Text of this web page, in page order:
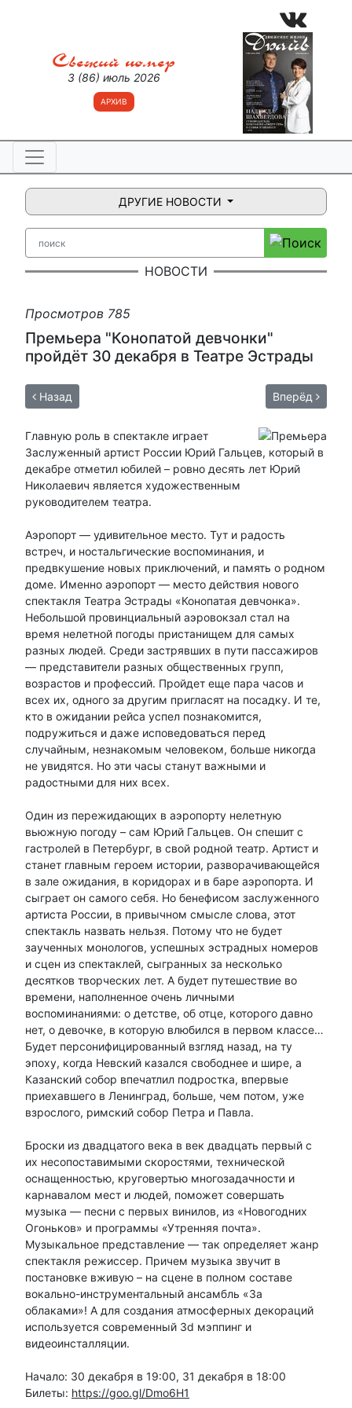
Свежий номер
3 (86) июль 2026
АРХИВ
ДРУГИЕ НОВОСТИ
НОВОСТИ
Просмотров 785
Премьера "Конопатой девчонки"
пройдёт 30 декабря в Театре Эстрады
Назад Вперёд
Главную роль в спектакле играет
Заслуженный артист России Юрий Гальцев, который в
декабре отметил юбилей – ровно десять лет Юрий
Николаевич является художественным
руководителем театра.
Аэропорт — удивительное место. Тут и радость
встреч, и ностальгические воспоминания, и
предвкушение новых приключений, и память о родном
доме. Именно аэропорт — место действия нового
спектакля Театра Эстрады «Конопатая девчонка».
Небольшой провинциальный аэровокзал стал на
время нелетной погоды пристанищем для самых
разных людей. Среди застрявших в пути пассажиров
— представители разных общественных групп,
возрастов и профессий. Пройдет еще пара часов и
всех их, одного за другим пригласят на посадку. И те,
кто в ожидании рейса успел познакомится,
подружиться и даже исповедоваться перед
случайным, незнакомым человеком, больше никогда
не увидятся. Но эти часы станут важными и
радостными для них всех.
Один из пережидающих в аэропорту нелетную
вьюжную погоду – сам Юрий Гальцев. Он спешит с
гастролей в Петербург, в свой родной театр. Артист и
станет главным героем истории, разворачивающейся
в зале ожидания, в коридорах и в баре аэропорта. И
сыграет он самого себя. Но бенефисом заслуженного
артиста России, в привычном смысле слова, этот
спектакль назвать нельзя. Потому что не будет
заученных монологов, успешных эстрадных номеров
и сцен из спектаклей, сыгранных за несколько
десятков творческих лет. А будет путешествие во
времени, наполненное очень личными
воспоминаниями: о детстве, об отце, которого давно
нет, о девочке, в которую влюбился в первом классе…
Будет персонифицированный взгляд назад, на ту
эпоху, когда Невский казался свободнее и шире, а
Казанский собор впечатлил подростка, впервые
приехавшего в Ленинград, больше, чем потом, уже
взрослого, римский собор Петра и Павла.
Броски из двадцатого века в век двадцать первый с
их несопоставимыми скоростями, технической
оснащенностью, круговертью многозадачности и
карнавалом мест и людей, поможет совершать
музыка — песни с первых винилов, из «Новогодних
Огоньков» и программы «Утренняя почта».
Музыкальное представление — так определяет жанр
спектакля режиссер. Причем музыка звучит в
постановке вживую – на сцене в полном составе
вокально-инструментальный ансамбль «За
облаками»! А для создания атмосферных декораций
используется современный 3d мэппинг и
видеоинсталляции.
Начало: 30 декабря в 19:00, 31 декабря в 18:00
Билеты: https://goo.gl/Dmo6H1